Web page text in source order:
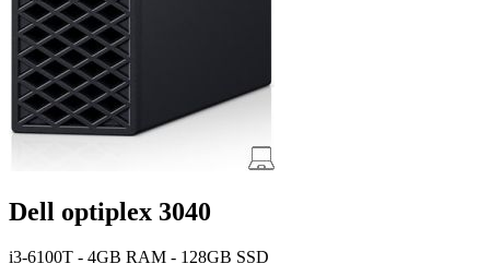
Dell optiplex 3040
i3-6100T - 4GB RAM - 128GB SSD